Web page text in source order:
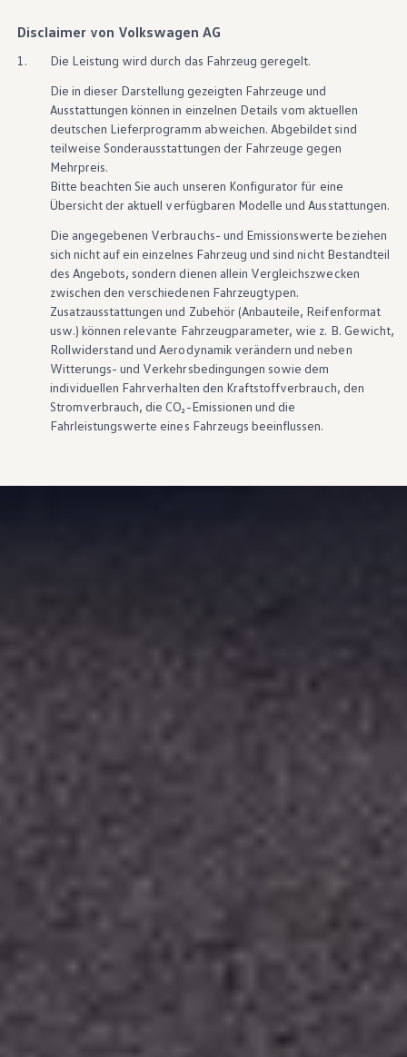
Disclaimer von Volkswagen AG
1.
Die Leistung wird durch das Fahrzeug geregelt.
Die in dieser Darstellung gezeigten Fahrzeuge und
Ausstattungen können in einzelnen Details vom aktuellen
deutschen Lieferprogramm abweichen. Abgebildet sind
teilweise Sonderausstattungen der Fahrzeuge gegen
Mehrpreis.
Bitte beachten Sie auch unseren Konfigurator für eine
Übersicht der aktuell verfügbaren Modelle und Ausstattungen.
Die angegebenen Verbrauchs- und Emissionswerte beziehen
sich nicht auf ein einzelnes Fahrzeug und sind nicht Bestandteil
des Angebots, sondern dienen allein Vergleichszwecken
zwischen den verschiedenen Fahrzeugtypen.
Zusatzausstattungen und Zubehör(Anbauteile, Reifenformat
usw.) können relevante Fahrzeugparameter, wie z. B. Gewicht,
Rollwiderstand und Aerodynamik verändern und neben
Witterungs- und Verkehrsbedingungen sowie dem
individuellen Fahrverhalten den Kraftstoffverbrauch, den
Stromverbrauch, die CO₂-Emissionen und die
Fahrleistungswerte eines Fahrzeugs beeinflussen.